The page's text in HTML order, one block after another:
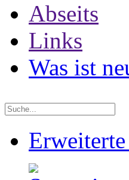
Abseits
Links
Was ist